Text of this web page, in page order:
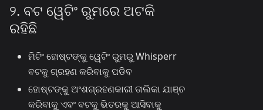
୨. ବଟ ୱେଟିଂ ରୁମରେ ଅଟକି
ରହିଛି
ମିଟିଂ ହୋଷ୍ଟଙ୍କୁ ୱେଟିଂ ରୁମରୁ Whisperr
ବଟକୁ ଗ୍ରହଣ କରିବାକୁ ପଡିବ
ହୋଷ୍ଟଙ୍କୁ ଅଂଶଗ୍ରହଣକାରୀ ତାଲିକା ଯାଞ୍ଚ
କରିବାକୁ ଏବଂ ବଟକୁ ଭିତରକୁ ଆସିବାକୁ